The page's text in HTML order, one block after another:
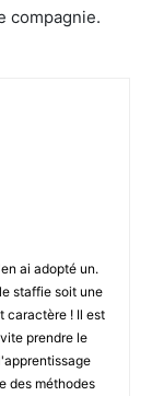
compagnie.
ai adopté un.
staffie soit une
caractère ! Il est
prendre le
des méthodes